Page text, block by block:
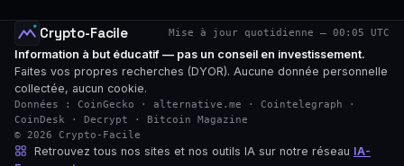
Crypto-Facile Mise à jour quotidienne — 00:05 UTC
Information à but éducatif — pas un conseil en investissement.
Faites vos propres recherches (DYOR). Aucune donnée personnelle
collectée, aucun cookie.
Données : CoinGecko · alternative.me · Cointelegraph ·
CoinDesk · Decrypt · Bitcoin Magazine
© 2026 Crypto-Facile
Retrouvez tous nos sites et nos outils IA sur notre réseau IA-